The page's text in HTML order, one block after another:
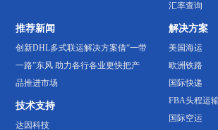
汇率查询
推荐新闻
创新DHL多式联运解决方案借“一带
一路”东风 助力各行各业更快把产
品推进市场
技术支持
达因科技
解决方案
美国海运
欧洲铁路
国际快递
FBA头程运
国际空运